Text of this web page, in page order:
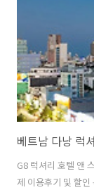
베트남 다낭 럭
G8 럭셔리 호텔 앤
제 이용후기 및 할